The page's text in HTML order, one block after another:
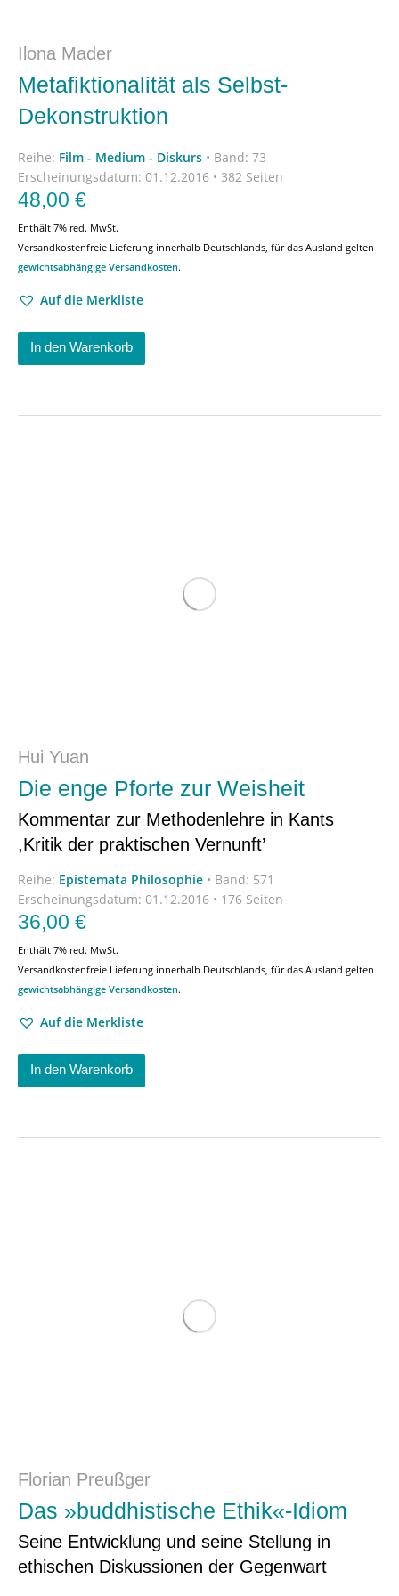
Ilona Mader
Metafiktionalität als Selbst-
Dekonstruktion
Reihe: Film - Medium - Diskurs • Band: 73
Erscheinungsdatum: 01.12.2016 • 382 Seiten
48,00 €
Enthält 7% red. MwSt.
Versandkostenfreie Lieferung innerhalb Deutschlands, für das Ausland gelten
gewichtsabhängige Versandkosten.
Auf die Merkliste
In den Warenkorb
Hui Yuan
Die enge Pforte zur Weisheit
Kommentar zur Methodenlehre in Kants
,Kritik der praktischen Vernunft’
Reihe: Epistemata Philosophie • Band: 571
Erscheinungsdatum: 01.12.2016 • 176 Seiten
36,00 €
Enthält 7% red. MwSt.
Versandkostenfreie Lieferung innerhalb Deutschlands, für das Ausland gelten
gewichtsabhängige Versandkosten.
Auf die Merkliste
In den Warenkorb
Florian Preußger
Das »buddhistische Ethik«-Idiom
Seine Entwicklung und seine Stellung in
ethischen Diskussionen der Gegenwart